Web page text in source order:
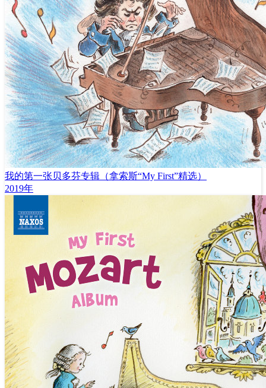
我的第一张贝多芬专辑（拿索斯“My First”精选）
2019年